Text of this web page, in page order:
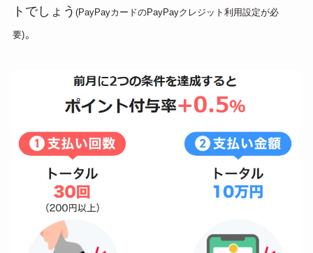
トでしょう (PayPayカードのPayPayクレジット利用設定が必
要)。